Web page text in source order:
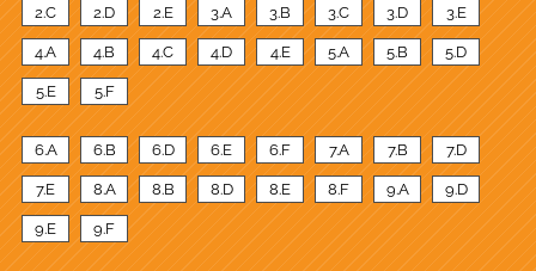
2.C 2.D 2.E 3.A 3.B 3.C 3.D 3.E
4.A 4.B 4.C 4.D 4.E 5.A 5.B 5.D
5.E 5.F
6.A 6.B 6.D 6.E 6.F 7.A 7.B 7.D
7.E 8.A 8.B 8.D 8.E 8.F 9.A 9.D
9.E 9.F